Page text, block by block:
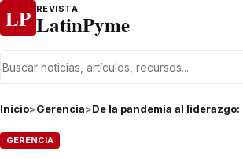
Ir al contenido
LP REVISTA
LatinPyme
Inicio>Gerencia>De la pandemia al
GERENCIA